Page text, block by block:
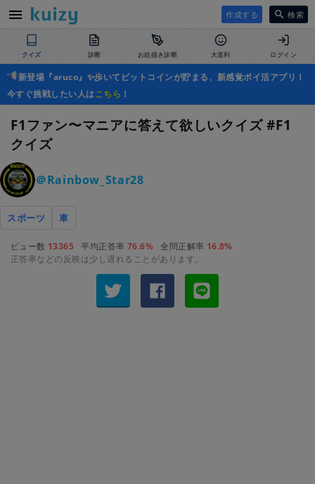
作成する 検索
クイズ 診断 お絵描き診断 大喜利 ログイン
新登場『aruco』✨歩いてビットコインが貯まる、新感覚ポイ活アプリ！
今すぐ挑戦したい人はこちら ！
F1ファン〜マニアに答えて欲しいクイズ #F1
クイズ
＠Rainbow_Star28
スポーツ 車
ビュー数 13365 平均正答率 76.6% 全問正解率 16.8%
正答率などの反映は少し遅れることがあります。